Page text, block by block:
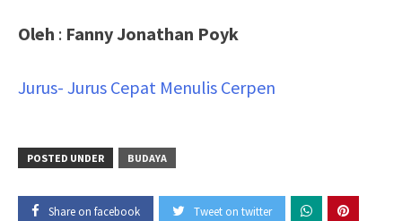
Oleh : Fanny Jonathan Poyk
Jurus- Jurus Cepat Menulis Cerpen
POSTED UNDER BUDAYA
Share on facebook Tweet on twitter